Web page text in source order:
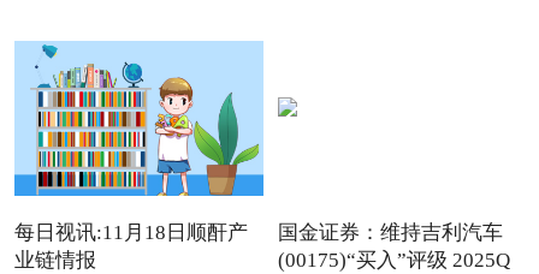
每日视讯:11月18日顺酐产
业链情报
国金证券：维持吉利汽车
(00175)“买入”评级 2025Q